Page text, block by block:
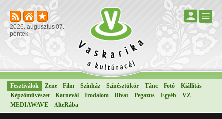
2026. augusztus 07.
péntek
Fesztiválok Zene Film Színház Színésztükör Tánc Fotó
Kiállítás
Képzőművészet
Karnevál Irodalom Divat Pegazus Egyéb
VZ
MEDIAWAVE
AlteRába